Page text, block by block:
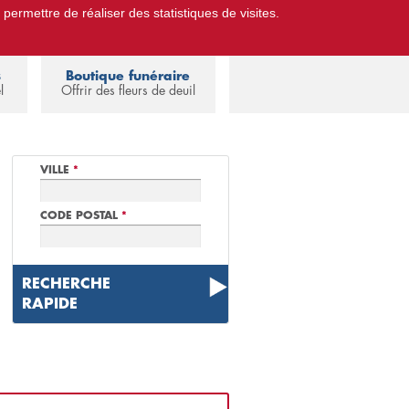
Funèbres. Espace familles
Boutique funéraire
Offrir des fleurs de deuil
VILLE *
CODE POSTAL *
RECHERCHE
RAPIDE
de réaliser des statistiques de visites.